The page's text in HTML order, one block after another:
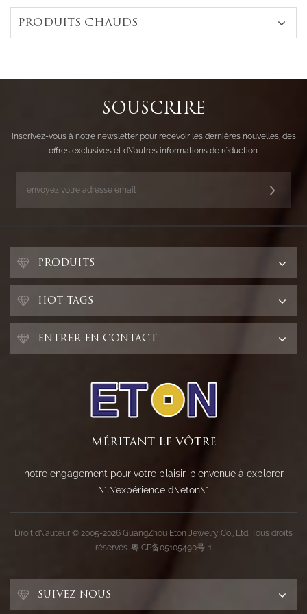
PRODUITS CHAUDS
SOUSCRIRE
inscrivez-vous à notre newsletter pour recevoir les dernières nouvelles, des
offres exclusives et d\'autres informations de réduction.
PRODUITS
HOT TAGS
ENTRER EN CONTACT
MÉRITANT LE VÔTRE
notre engagement pour votre plaisir. bienvenue à explorer
\"l\'expérience d\'eton\"
Droit d\'auteur © 2005-2026 GuangZhou Eton Jewelry Co., Ltd. Tous droits
réservés. 粤ICP备05105490号-1
SUIVEZ NOUS